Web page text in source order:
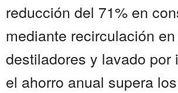
reducción del 71% en
mediante recirculación en
destiladores y lavado por
el ahorro anual supera